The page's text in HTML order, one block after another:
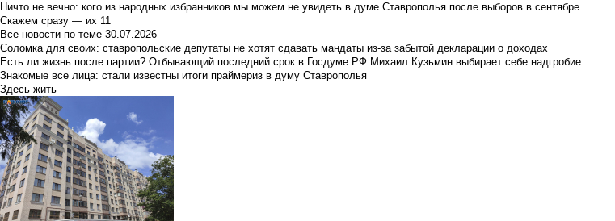
Ничто не вечно: кого из народных избранников мы можем не увидеть в думе Ставрополья после выборов в сентябре
Скажем сразу — их 11
Все новости по теме 30.07.2026
Соломка для своих: ставропольские депутаты не хотят сдавать мандаты из-за забытой декларации о доходах
Есть ли жизнь после партии? Отбывающий последний срок в Госдуме РФ Михаил Кузьмин выбирает себе надгробие
Знакомые все лица: стали известны итоги праймериз в думу Ставрополья
Здесь жить